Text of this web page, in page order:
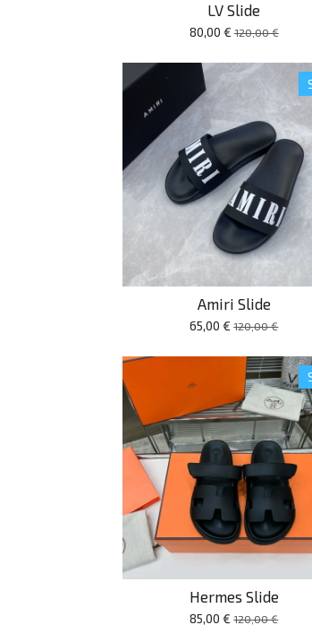
LV Slide
80,00 € 120,00 €
Amiri Slide
65,00 € 120,00 €
Hermes Slide
85,00 € 120,00 €